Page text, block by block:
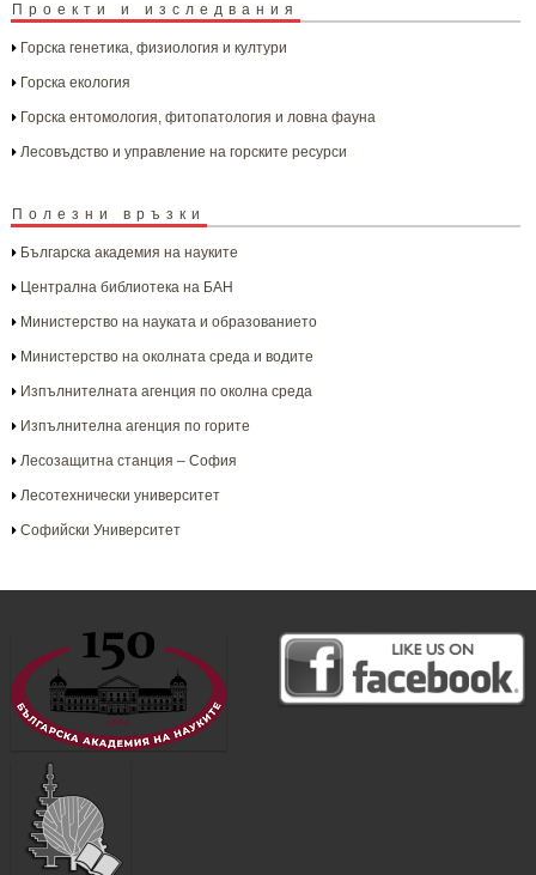
Проекти и изследвания
Горска генетика, физиология и култури
Горска екология
Горска ентомология, фитопатология и ловна фауна
Лесовъдство и управление на горските ресурси
Полезни връзки
Българска aкадемия на науките
Централна библиотека на БАН
Министерство на науката и образованието
Министерство на околната среда и водите
Изпълнителната агенция по околна среда
Изпълнителна агенция по горите
Лесозащитна станция – София
Лесотехнически университет
Софийски Университет